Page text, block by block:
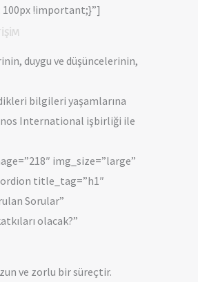
100px !important;}”]
duygu ve düşüncelerinin,
bilgileri yaşamlarına
International işbirliği ile
img_size=”large”
title_tag=”h1″
Sorular”
olacak?”
ve zorlu bir süreçtir.